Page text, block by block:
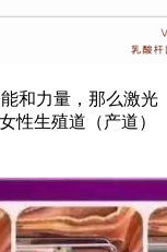
和力量，那么激光
性生殖道（产道）